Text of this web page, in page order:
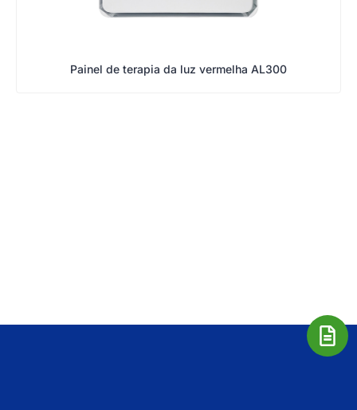
Painel de terapia da luz vermelha AL300